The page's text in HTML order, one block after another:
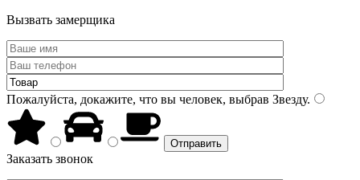
Вызвать замерщика
Пожалуйста, докажите, что вы человек, выбрав Звезду.
Заказать звонок